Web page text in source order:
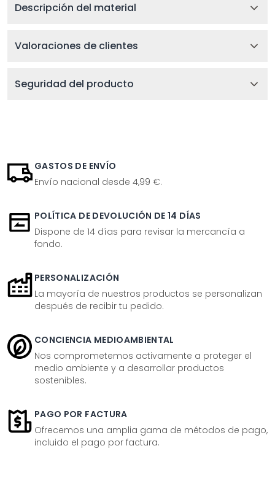
Descripción del material
Valoraciones de clientes
Seguridad del producto
GASTOS DE ENVÍO
Envío nacional desde 4,99 €.
POLÍTICA DE DEVOLUCIÓN DE 14 DÍAS
Dispone de 14 días para revisar la mercancía a
fondo.
PERSONALIZACIÓN
La mayoría de nuestros productos se personalizan
después de recibir tu pedido.
CONCIENCIA MEDIOAMBIENTAL
Nos comprometemos activamente a proteger el
medio ambiente y a desarrollar productos
sostenibles.
PAGO POR FACTURA
Ofrecemos una amplia gama de métodos de pago,
incluido el pago por factura.